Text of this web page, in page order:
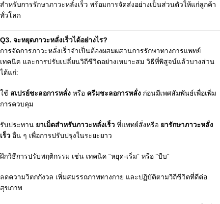
สำหรับการรักษาภาวะหลั่งเร็ว พร้อมการจัดส่งอย่างเป็นส่วนตัวให้แก่ลูกค้า
ทั่วโลก
Q3. จะหยุดภาวะหลั่งเร็วได้อย่างไร?
การจัดการภาวะหลั่งเร็วจำเป็นต้องผสมผสานการรักษาทางการแพทย์
เทคนิค และการปรับเปลี่ยนวิถีชีวิตอย่างเหมาะสม วิธีที่พิสูจน์แล้วบางส่วน
ได้แก่:
ใช้ สเปรย์ชะลอการหลั่ง หรือ ครีมชะลอการหลั่ง ก่อนมีเพศสัมพันธ์เพื่อเพิ่ม
การควบคุม
รับประทาน ยาเม็ดสำหรับภาวะหลั่งเร็ว ที่แพทย์สั่งหรือ ยารักษาภาวะหลั่ง
เร็ว อื่น ๆ เพื่อการปรับปรุงในระยะยาว
ฝึกวิธีการปรับพฤติกรรม เช่น เทคนิค “หยุด-เริ่ม” หรือ “บีบ”
ลดความวิตกกังวล เพิ่มสมรรถภาพทางกาย และปฏิบัติตามวิถีชีวิตที่ดีต่อ
สุขภาพ